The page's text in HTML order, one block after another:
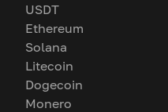
USDT
Ethereum
Solana
Litecoin
Dogecoin
Monero